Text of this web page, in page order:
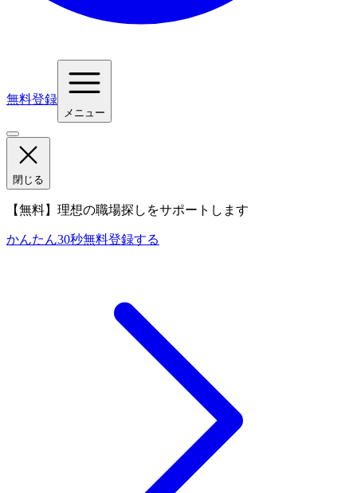
無料登録
メニュー
閉じる
【無料】理想の職場探しをサポートします
かんたん30秒無料登録する